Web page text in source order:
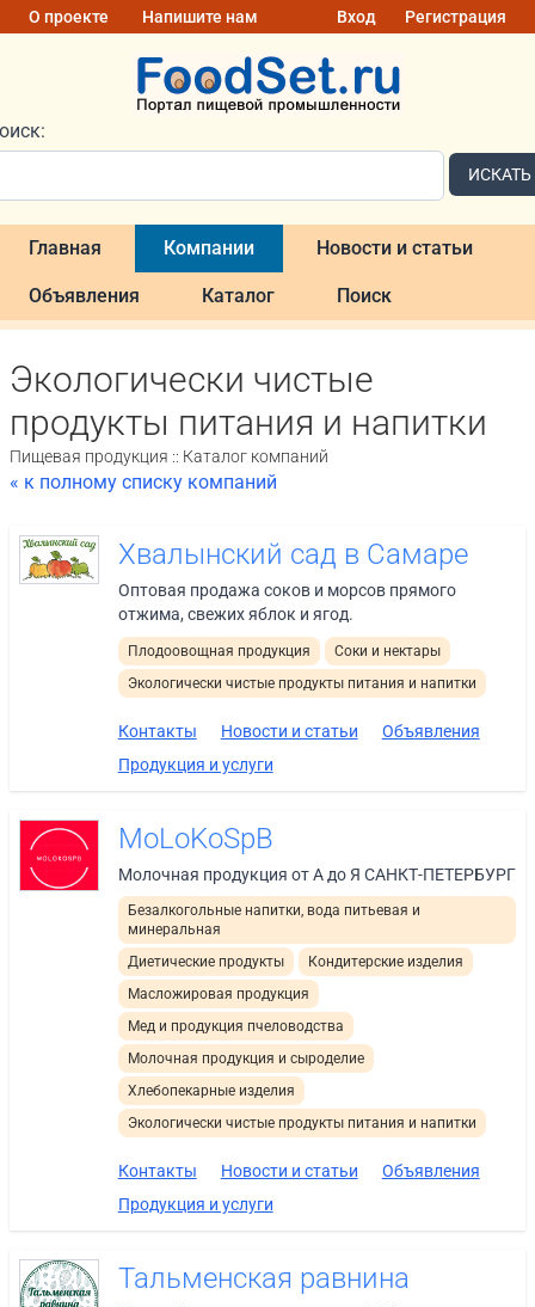
О проекте Напишите нам Вход Регистрация
ИСКАТЬ
Главная Компании Новости и статьи
Объявления Каталог Поиск
Экологически чистые
продукты питания и напитки
Пищевая продукция :: Каталог компаний
« к полному списку компаний
Хвалынский сад в Самаре
Оптовая продажа соков и морсов прямого
отжима, свежих яблок и ягод.
Плодоовощная продукция
Соки и нектары
Экологически чистые продукты питания и напитки
Контакты Новости и статьи
Объявления
Продукция и услуги
MoLoKoSpB
Молочная продукция от А до Я САНКТ-ПЕТЕРБУРГ
Безалкогольные напитки, вода питьевая и
минеральная
Диетические продукты
Кондитерские изделия
Масложировая продукция
Мед и продукция пчеловодства
Молочная продукция и сыроделие
Хлебопекарные изделия
Экологически чистые продукты питания и напитки
Контакты Новости и статьи
Объявления
Продукция и услуги
Тальменская равнина